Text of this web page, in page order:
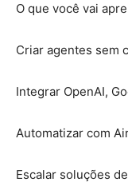
O que você vai
Criar agentes sem
Integrar OpenAI,
Automatizar com
Escalar soluções